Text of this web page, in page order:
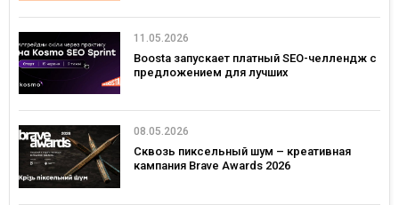
11.05.2026
Boosta запускает платный SEO-челлендж с
предложением для лучших
08.05.2026
Сквозь пиксельный шум – креативная
кампания Brave Awards 2026